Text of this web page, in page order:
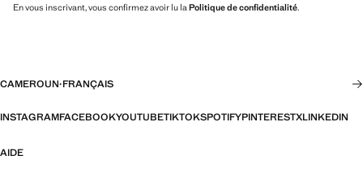
En vous inscrivant, vous confirmez avoir lu la Politique de confidentialité.
CAMEROUN·FRANÇAIS
INSTAGRAMFACEBOOKYOUTUBETIKTOKSPOTIFYPINTERESTXLINKEDIN
AIDE